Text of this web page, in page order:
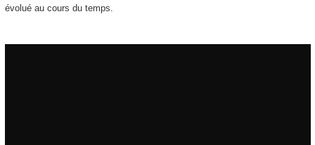
évolué au cours du temps.